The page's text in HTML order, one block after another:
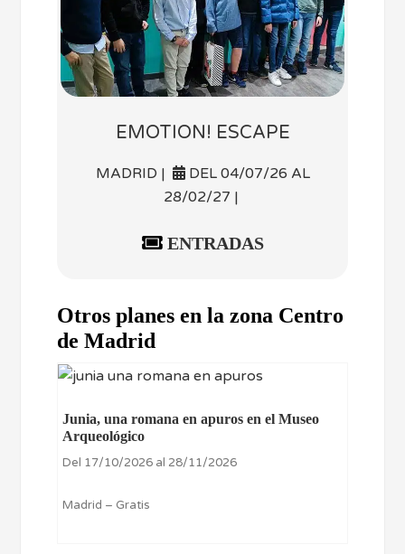
EMOTION! ESCAPE
MADRID |
DEL 04/07/26 AL
28/02/27 |
ENTRADAS
Otros planes en la zona Centro
de Madrid
Junia, una romana en apuros en el Museo
Arqueológico
Del 17/10/2026 al 28/11/2026
Madrid – Gratis